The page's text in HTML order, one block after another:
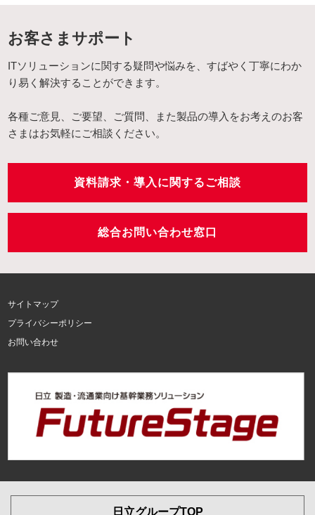
お客さまサポート
ITソリューションに関する疑問や悩みを、すばやく丁寧にわか
り易く解決することができます。
各種ご意見、ご要望、ご質問、また製品の導入をお考えのお客
さまはお気軽にご相談ください。
資料請求・導入に関するご相談
総合お問い合わせ窓口
サイトマップ
プライバシーポリシー
お問い合わせ
日立グループTOP